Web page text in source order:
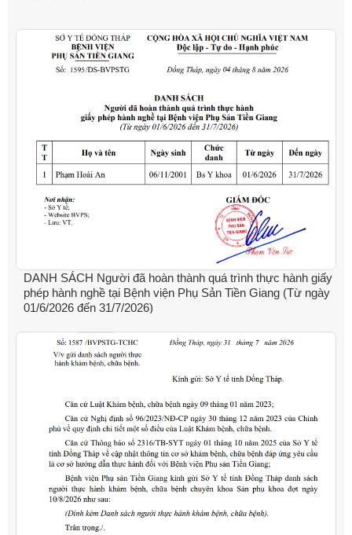
DANH SÁCH Người đã hoàn thành quá trình thực hành giấy
phép hành nghề tại Bệnh viện Phụ Sản Tiền Giang (Từ ngày
01/6/2026 đến 31/7/2026)